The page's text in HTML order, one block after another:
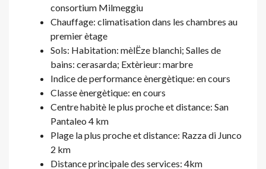
consortium Milmeggiu
Chauffage: climatisation dans les chambres au
premier ètage
Sols: Habitation: mèlËze blanchi; Salles de
bains: cerasarda; Extèrieur: marbre
Indice de performance ènergètique: en cours
Classe ènergètique: en cours
Centre habitè le plus proche et distance: San
Pantaleo 4 km
Plage la plus proche et distance: Razza di Junco
2 km
Distance principale des services: 4km